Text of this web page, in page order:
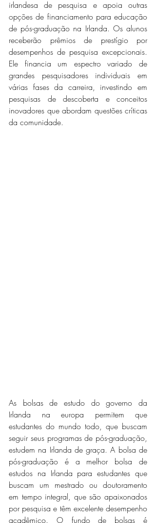
irlandesa de pesquisa e apoia outras
opções de financiamento para educação
de pós-graduação na Irlanda. Os alunos
receberão prêmios de prestígio por
desempenhos de pesquisa excepcionais.
Ele financia um espectro variado de
grandes pesquisadores individuais em
várias fases da carreira, investindo em
pesquisas de descoberta e conceitos
inovadores que abordam questões críticas
da comunidade.
As bolsas de estudo do governo da
Irlanda na europa permitem que
estudantes do mundo todo, que buscam
seguir seus programas de pós-graduação,
estudem na Irlanda de graça. A bolsa de
pós-graduação é a melhor bolsa de
estudos na Irlanda para estudantes que
buscam um mestrado ou doutoramento
em tempo integral, que são apaixonados
por pesquisa e têm excelente desempenho
acadêmico. O fundo de bolsas é